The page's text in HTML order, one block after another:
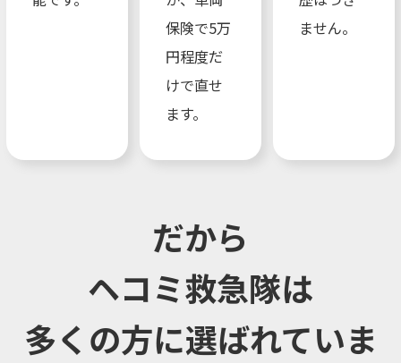
保険で5万
円程度だ
けで直せ
ます。
ません。
だから
ヘコミ救急隊は
多くの方に選ばれていま